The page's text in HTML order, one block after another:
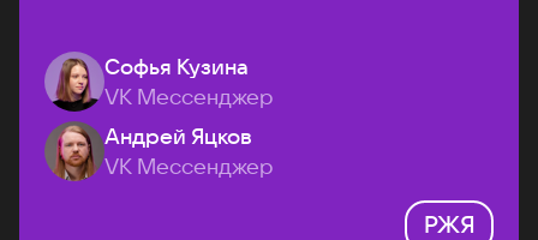
Софья Кузина
VK Мессенджер
Андрей Яцков
VK Мессенджер
РЖЯ